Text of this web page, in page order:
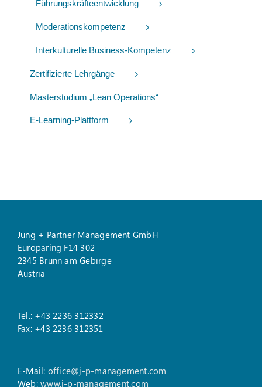
Führungskräfteentwicklung
Moderationskompetenz
Interkulturelle Business-Kompetenz
Zertifizierte Lehrgänge
Masterstudium „Lean Operations“
E-Learning-Plattform
Jung + Partner Management GmbH
Europaring F14 302
2345 Brunn am Gebirge
Austria
Tel.: +43 2236 312332
Fax: +43 2236 312351
E-Mail: office@j-p-management.com
Web:www.j-p-management.com